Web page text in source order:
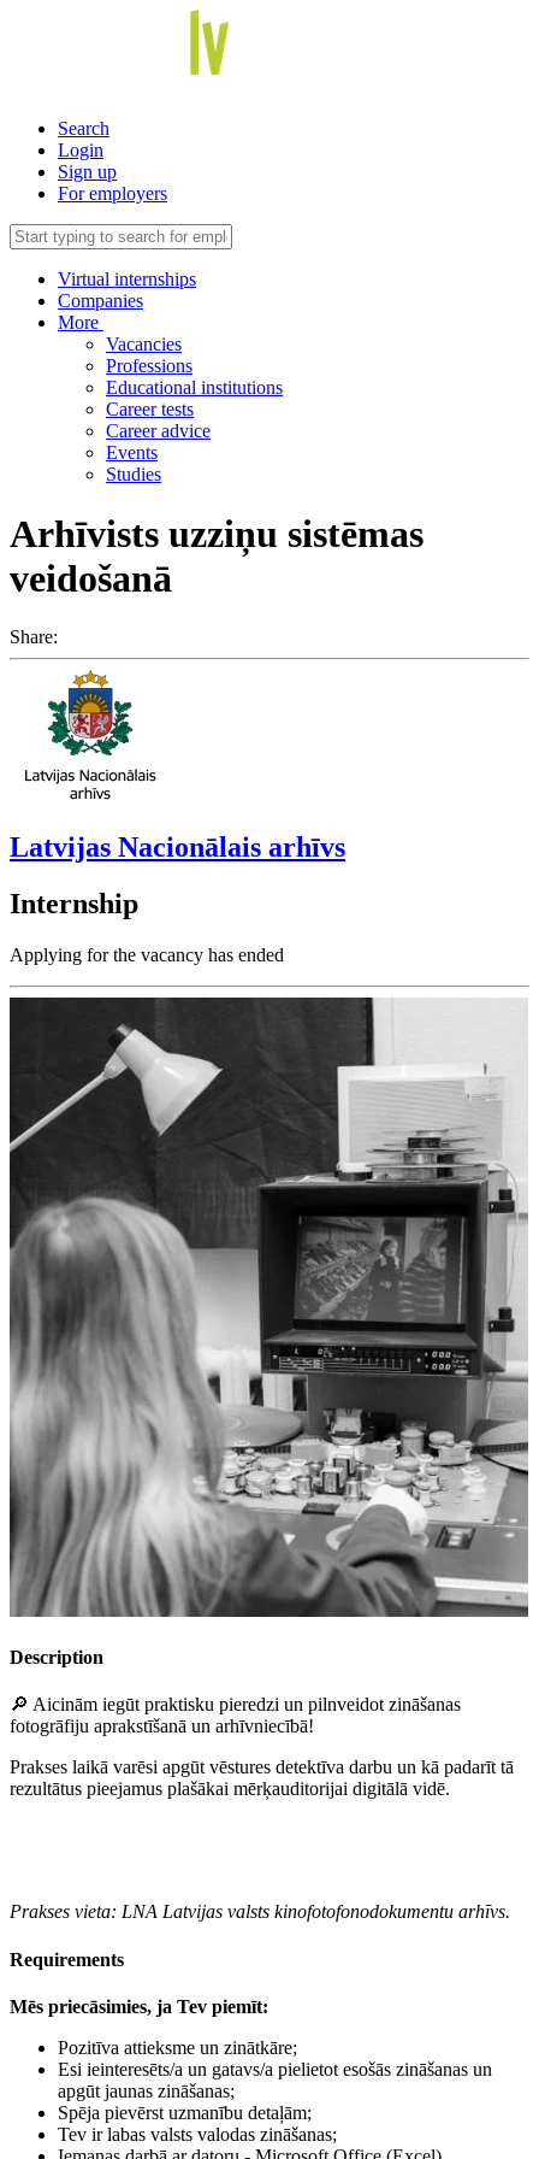
Search
Login
Sign up
For employers
Virtual internships
Companies
More
Vacancies
Professions
Educational institutions
Career tests
Career advice
Events
Studies
Arhīvists uzziņu sistēmas
veidošanā
Share:
Latvijas Nacionālais arhīvs
Internship
Applying for the vacancy has ended
Description
🔎 Aicinām iegūt praktisku pieredzi un pilnveidot zināšanas
fotogrāfiju aprakstīšanā un arhīvniecībā!
Prakses laikā varēsi apgūt vēstures detektīva darbu un kā padarīt tā
rezultātus pieejamus plašākai mērķauditorijai digitālā vidē.
Prakses vieta: LNA Latvijas valsts kinofotofonodokumentu arhīvs.
Requirements
Mēs priecāsimies, ja Tev piemīt:
Pozitīva attieksme un zinātkāre;
Esi ieinteresēts/a un gatavs/a pielietot esošās zināšanas un
apgūt jaunas zināšanas;
Spēja pievērst uzmanību detaļām;
Tev ir labas valsts valodas zināšanas;